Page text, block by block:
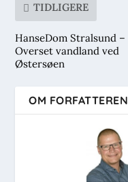
TIDLIGERE
HanseDom Stralsund –
Overset vandland ved
Østersøen
OM FORFATTEREN